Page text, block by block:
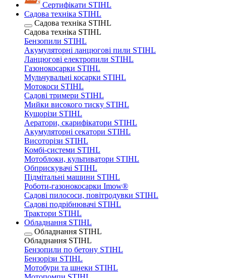
Сертифікати STIHL
Садова техніка STIHL
Садова техніка STIHL
Садова техніка STIHL
Бензопили STIHL
Акумуляторні ланцюгові пили STIHL
Ланцюгові електропили STIHL
Газонокосарки STIHL
Мульчувальні косарки STIHL
Мотокоси STIHL
Садові тримери STIHL
Мийки високого тиску STIHL
Кущорізи STIHL
Аератори, скарифікатори STIHL
Акумуляторні секатори STIHL
Висоторізи STIHL
Комбі-системи STIHL
Мотоблоки, культиватори STIHL
Обприскувачі STIHL
Підмітальні машини STIHL
Роботи-газонокосарки Imow®
Садові пилососи, повітродувки STIHL
Садові подрібнювачі STIHL
Трактори STIHL
Обладнання STIHL
Обладнання STIHL
Обладнання STIHL
Бензопили по бетону STIHL
Бензорізи STIHL
Мотобури та шнеки STIHL